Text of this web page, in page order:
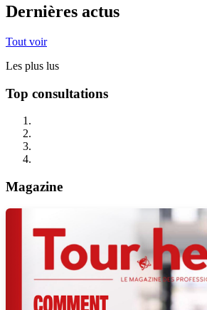
Dernières actus
Tout voir
Les plus lus
Top consultations
Magazine